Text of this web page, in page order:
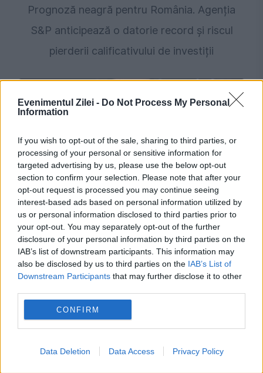
Evenimentul Zilei - Do Not Process My Personal
Information
If you wish to opt-out of the sale, sharing to third parties, or
processing of your personal or sensitive information for
targeted advertising by us, please use the below opt-out
section to confirm your selection. Please note that after your
opt-out request is processed you may continue seeing
interest-based ads based on personal information utilized by
us or personal information disclosed to third parties prior to
your opt-out. You may separately opt-out of the further
disclosure of your personal information by third parties on the
IAB’s list of downstream participants. This information may
also be disclosed by us to third parties on the IAB’s List of
Downstream Participants that may further disclose it to other
CONFIRM
Data Deletion Data Access Privacy Policy
Prognoză neagră pentru România. Agenția
S&P anticipează o datorie record și riscul
pierderii calificativului de investiții
SOCIAL
Drama din familia lui Mihai Gâdea. Drama din
familia lui Mihai Gâdea. Mărturiile
realizatorului TV despre părinții săi